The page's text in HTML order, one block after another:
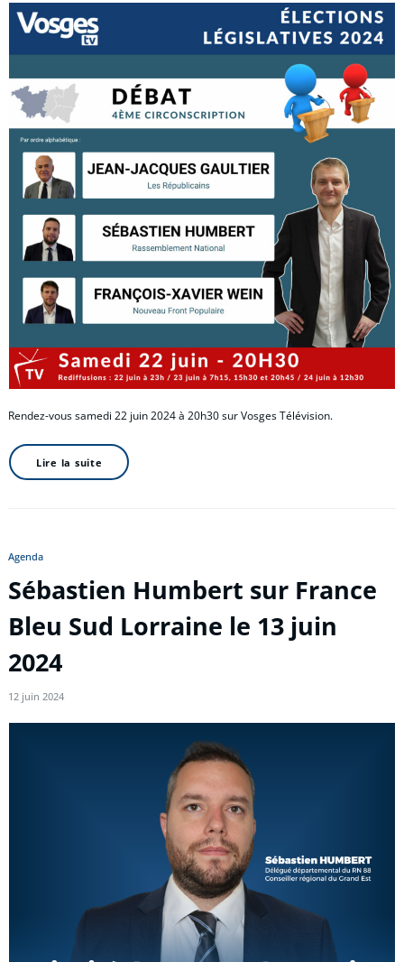
Rendez-vous samedi 22 juin 2024 à 20h30 sur Vosges Télévision.
Lire la suite
Agenda
Sébastien Humbert sur France
Bleu Sud Lorraine le 13 juin
2024
12 juin 2024